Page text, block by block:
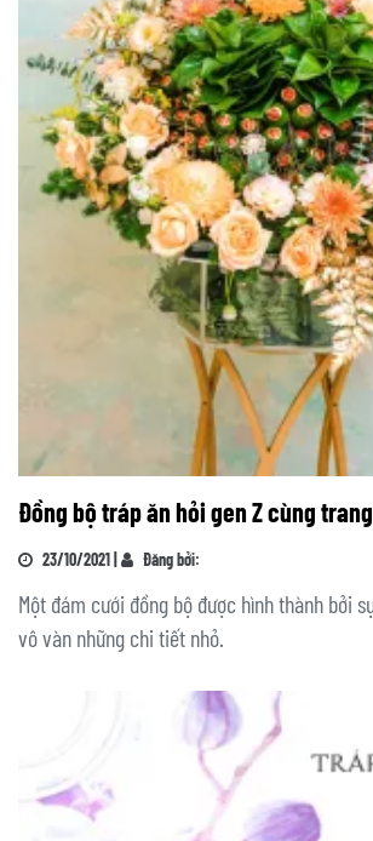
Đồng bộ tráp ăn hỏi gen Z cùng
23/10/2021 | Đăng bởi:
Một đám cưới đồng bộ được hình thành bởi
vô vàn những chi tiết nhỏ.